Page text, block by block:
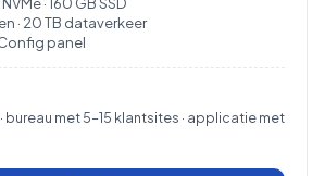
· 20 TB dataverkeer
panel
bureau met 5–15 klantsites · applicatie met